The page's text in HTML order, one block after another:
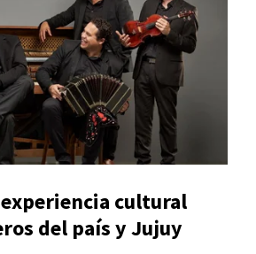
experiencia cultural
del país y Jujuy